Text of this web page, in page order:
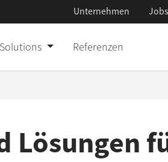
Unternehmen Jobs
ReferenzenCustom IT
Unternehmen
IT Consulting &